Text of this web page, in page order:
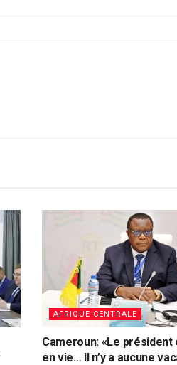
AFRIQUE CENTRALE
Cameroun: «Le président
en vie… Il n’y a aucune